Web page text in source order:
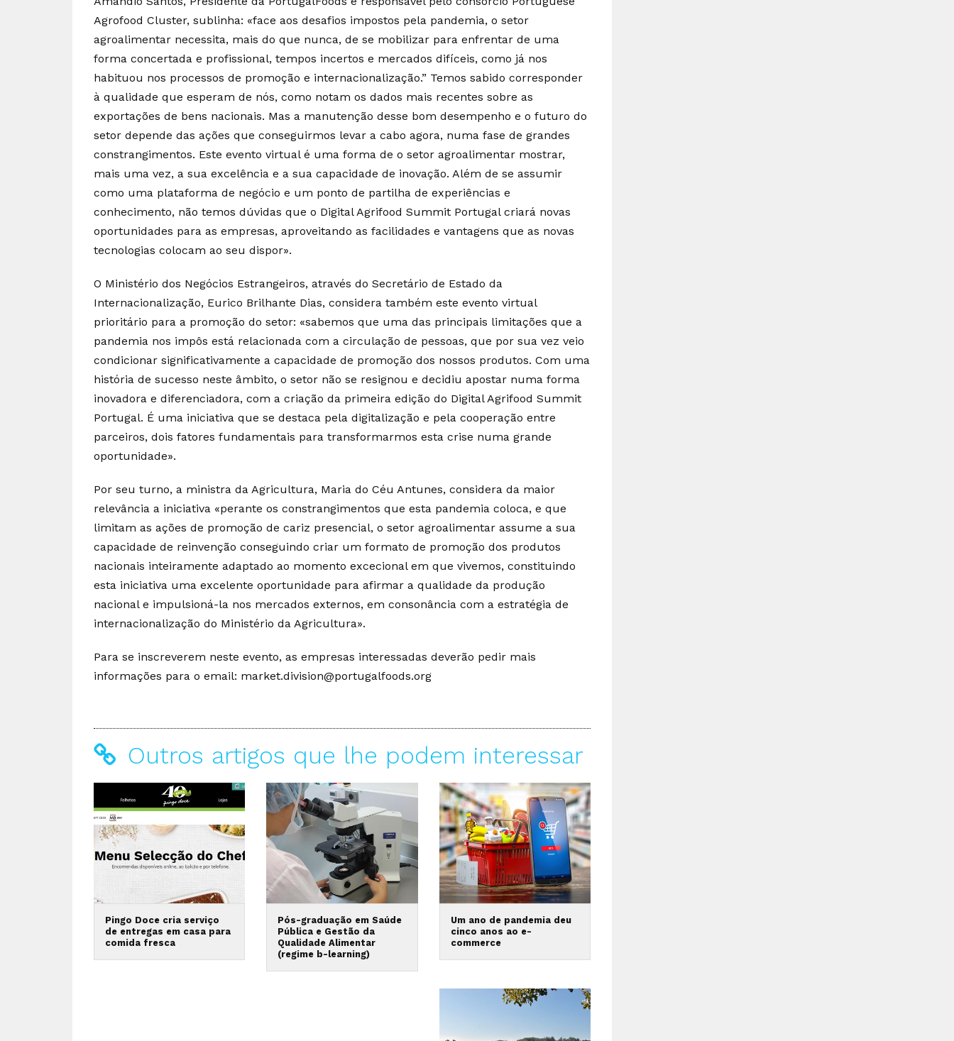
Agrofood Cluster, sublinha: «face aos desafios impostos pela pandemia, o setor
agroalimentar necessita, mais do que nunca, de se mobilizar para enfrentar de uma
forma concertada e profissional, tempos incertos e mercados difíceis, como já nos
habituou nos processos de promoção e internacionalização.” Temos sabido corresponder
à qualidade que esperam de nós, como notam os dados mais recentes sobre as
exportações de bens nacionais. Mas a manutenção desse bom desempenho e o futuro do
setor depende das ações que conseguirmos levar a cabo agora, numa fase de grandes
constrangimentos. Este evento virtual é uma forma de o setor agroalimentar mostrar,
mais uma vez, a sua excelência e a sua capacidade de inovação. Além de se assumir
como uma plataforma de negócio e um ponto de partilha de experiências e
conhecimento, não temos dúvidas que o Digital Agrifood Summit Portugal criará novas
oportunidades para as empresas, aproveitando as facilidades e vantagens que as novas
tecnologias colocam ao seu dispor».
O Ministério dos Negócios Estrangeiros, através do Secretário de Estado da
Internacionalização, Eurico Brilhante Dias, considera também este evento virtual
prioritário para a promoção do setor: «sabemos que uma das principais limitações que a
pandemia nos impôs está relacionada com a circulação de pessoas, que por sua vez veio
condicionar significativamente a capacidade de promoção dos nossos produtos. Com uma
história de sucesso neste âmbito, o setor não se resignou e decidiu apostar numa forma
inovadora e diferenciadora, com a criação da primeira edição do Digital Agrifood Summit
Portugal. É uma iniciativa que se destaca pela digitalização e pela cooperação entre
parceiros, dois fatores fundamentais para transformarmos esta crise numa grande
oportunidade».
Por seu turno, a ministra da Agricultura, Maria do Céu Antunes, considera da maior
relevância a iniciativa «perante os constrangimentos que esta pandemia coloca, e que
limitam as ações de promoção de cariz presencial, o setor agroalimentar assume a sua
capacidade de reinvenção conseguindo criar um formato de promoção dos produtos
nacionais inteiramente adaptado ao momento excecional em que vivemos, constituindo
esta iniciativa uma excelente oportunidade para afirmar a qualidade da produção
nacional e impulsioná-la nos mercados externos, em consonância com a estratégia de
internacionalização do Ministério da Agricultura».
Para se inscreverem neste evento, as empresas interessadas deverão pedir mais
informações para o email: market.division@portugalfoods.org
Outros artigos que lhe podem interessar
Pingo Doce cria serviço
de entregas em casa para
comida fresca
Pós-graduação em Saúde
Pública e Gestão da
Qualidade Alimentar
(regime b-learning)
Um ano de pandemia deu
cinco anos ao e-
commerce